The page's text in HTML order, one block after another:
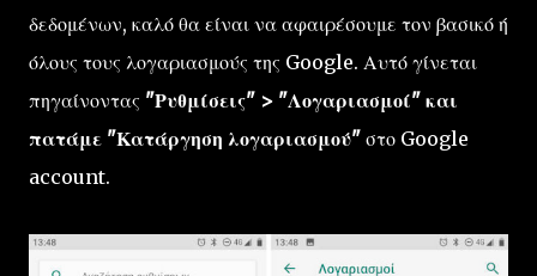
δεδομένων, καλό θα είναι να αφαιρέσουμε τον βασικό ή
όλους τους λογαριασμούς της Google. Αυτό γίνεται
πηγαίνοντας "Ρυθμίσεις" > "Λογαριασμοί" και
πατάμε "Κατάργηση λογαριασμού" στο Google
account.